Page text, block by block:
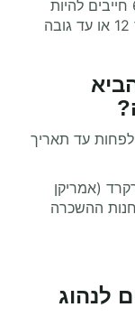
קובע שילדים עד גיל 6 חייבים להיות
חגורים בכיסא בטיחות וילדים מגיל 6 עד 12 או עד גובה
?
לפחות עד תאריך
(אמריקן
ההשכרה
לנהוג